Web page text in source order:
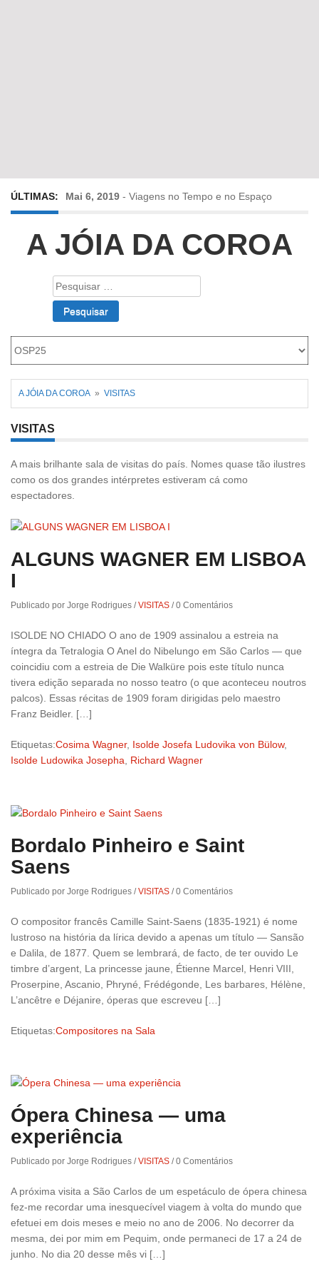
ÚLTIMAS: Mai 6, 2019 - Viagens no Tempo e no Espaço
Abr 24, 2019 -Diz-me a verdade a mentir
Fev 22, 2019
Roriz
A JÓIA DA COROA
Pesquisar
por:
A JÓIA DA COROA » VISITAS
VISITAS
A mais brilhante sala de visitas do país. Nomes quase tão ilustres
como os dos grandes intérpretes estiveram cá como
espectadores.
ALGUNS WAGNER EM LISBOA
I
Publicado por Jorge Rodrigues /VISITAS /0 Comentários
ISOLDE NO CHIADO O ano de 1909 assinalou a estreia na
íntegra da Tetralogia O Anel do Nibelungo em São Carlos — que
coincidiu com a estreia de Die Walküre pois este título nunca
tivera edição separada no nosso teatro (o que aconteceu noutros
palcos). Essas récitas de 1909 foram dirigidas pelo maestro
Franz Beidler. […]
Etiquetas:Cosima Wagner, Isolde Josefa Ludovika von Bülow,
Isolde Ludowika Josepha, Richard Wagner
Bordalo Pinheiro e Saint
Saens
Publicado por Jorge Rodrigues /VISITAS /0 Comentários
O compositor francês Camille Saint-Saens (1835-1921) é nome
lustroso na história da lírica devido a apenas um título — Sansão
e Dalila, de 1877. Quem se lembrará, de facto, de ter ouvido Le
timbre d’argent, La princesse jaune, Étienne Marcel, Henri VIII,
Proserpine, Ascanio, Phryné, Frédégonde, Les barbares, Hélène,
L’ancêtre e Déjanire, óperas que escreveu […]
Etiquetas:Compositores na Sala
Ópera Chinesa — uma
experiência
Publicado por Jorge Rodrigues /VISITAS /0 Comentários
A próxima visita a São Carlos de um espetáculo de ópera chinesa
fez-me recordar uma inesquecível viagem à volta do mundo que
efetuei em dois meses e meio no ano de 2006. No decorrer da
mesma, dei por mim em Pequim, onde permaneci de 17 a 24 de
junho. No dia 20 desse mês vi […]